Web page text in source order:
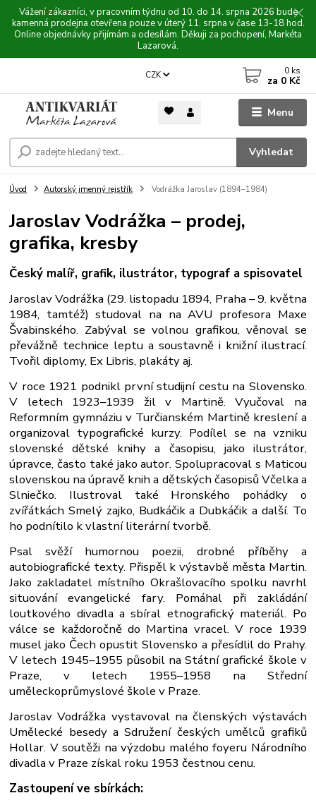
Vážení zákazníci, v pracovním týdnu od 10. do 14. srpna 2026 bude
kamenná prodejna otevřena pouze v úterý 11. srpna v čase 13-18 hod.
Online objednávky přijímám a odesílám. Děkuji za pochopení, Markéta
Lazarová.
Menu
CZK
Vyhledat
0 ks
za 0 Kč
Úvod Autorský jmenný rejstřík Vodrážka Jaroslav (1894–1984)
Jaroslav Vodrážka – prodej,
grafika, kresby
Český malíř, grafik, ilustrátor, typograf a spisovatel
Jaroslav Vodrážka (29. listopadu 1894, Praha – 9. května
1984, tamtéž) studoval na na AVU profesora Maxe
Švabinského. Zabýval se volnou grafikou, věnoval se
převážně technice leptu a soustavně i knižní ilustrací.
Tvořil diplomy, Ex Libris, plakáty aj.
V roce 1921 podnikl první studijní cestu na Slovensko.
V letech 1923–1939 žil v Martině. Vyučoval na
Reformním gymnáziu v Turčianském Martině kreslení a
organizoval typografické kurzy. Podílel se na vzniku
slovenské dětské knihy a časopisu, jako ilustrátor,
úpravce, často také jako autor. Spolupracoval s Maticou
slovenskou na úpravě knih a dětských časopisů Včelka a
Slniečko. Ilustroval také Hronského pohádky o
zvířátkách Smelý zajko, Budkáčik a Dubkáčik a další. To
ho podnítilo k vlastní literární tvorbě.
Psal svěží humornou poezii, drobné příběhy a
autobiografické texty. Přispěl k výstavbě města Martin.
Jako zakladatel místního Okrašlovacího spolku navrhl
situování evangelické fary. Pomáhal při zakládání
loutkového divadla a sbíral etnografický materiál. Po
válce se každoročně do Martina vracel. V roce 1939
musel jako Čech opustit Slovensko a přesídlil do Prahy.
V letech 1945–1955 působil na Státní grafické škole v
Praze, v letech 1955–1958 na Střední
uměleckoprůmyslové škole v Praze.
Jaroslav Vodrážka vystavoval na členských výstavách
Umělecké besedy a Sdružení českých umělců grafiků
Hollar. V soutěži na výzdobu malého foyeru Národního
divadla v Praze získal roku 1953 čestnou cenu.
Zastoupení ve sbírkách: